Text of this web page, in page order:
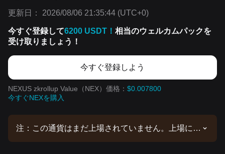
更新日： 2026/08/06 21:35:44 (UTC+0)
今すぐ登録して6200 USDT！ 相当のウェルカムパックを
受け取りましょう！
今すぐ登録しよう
NEXUS zkrollup Value（NEX）価格： $0.007800
今すぐNEXを購入
注：この通貨はまだ上場されていません。上場に関